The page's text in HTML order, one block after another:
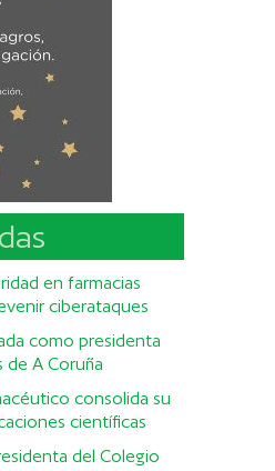
en farmacias
ciberataques
como presidenta
de A Coruña
consolida su
científicas
del Colegio